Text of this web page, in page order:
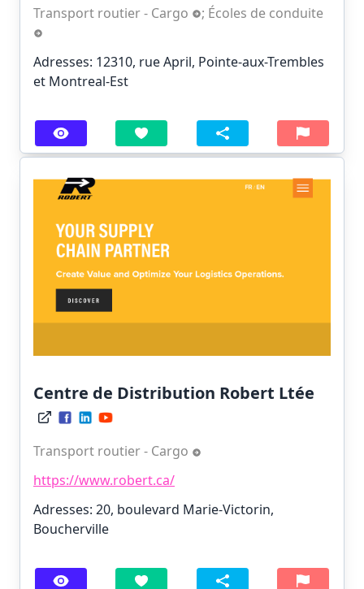
Transport routier - Cargo ; Écoles de conduite
Adresses: 12310, rue April, Pointe-aux-Trembles
et Montreal-Est
Centre de Distribution Robert Ltée
Transport routier - Cargo
https://www.robert.ca/
Adresses: 20, boulevard Marie-Victorin,
Boucherville